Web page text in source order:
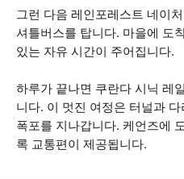
그런 다음 레인포레스트 네이
셔틀버스를 탑니다. 마을에 도
있는 자유 시간이 주어집니다.
하루가 끝나면 쿠란다 시닉 레
니다. 이 멋진 여정은 터널과
폭포를 지나갑니다. 케언즈에
록 교통편이 제공됩니다.